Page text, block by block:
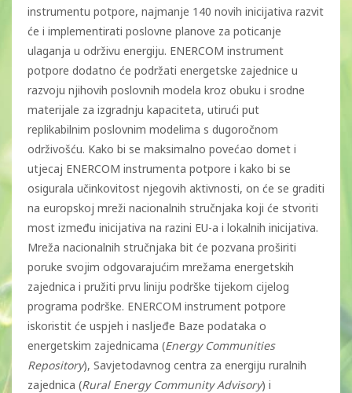
instrumentu potpore, najmanje 140 novih inicijativa razvit
će i implementirati poslovne planove za poticanje
ulaganja u održivu energiju. ENERCOM instrument
potpore dodatno će podržati energetske zajednice u
razvoju njihovih poslovnih modela kroz obuku i srodne
materijale za izgradnju kapaciteta, utirući put
replikabilnim poslovnim modelima s dugoročnom
održivošću. Kako bi se maksimalno povećao domet i
utjecaj ENERCOM instrumenta potpore i kako bi se
osigurala učinkovitost njegovih aktivnosti, on će se graditi
na europskoj mreži nacionalnih stručnjaka koji će stvoriti
most između inicijativa na razini EU-a i lokalnih inicijativa.
Mreža nacionalnih stručnjaka bit će pozvana proširiti
poruke svojim odgovarajućim mrežama energetskih
zajednica i pružiti prvu liniju podrške tijekom cijelog
programa podrške. ENERCOM instrument potpore
iskoristit će uspjeh i nasljeđe Baze podataka o
energetskim zajednicama (Energy Communities
Repository), Savjetodavnog centra za energiju ruralnih
zajednica (Rural Energy Community Advisory) i